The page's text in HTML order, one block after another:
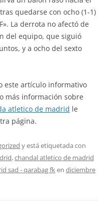
quedarse con ocho (1-1)
La derrota no afectó de
del equipo, que siguió
y a ocho del sexto
este artículo informativo
más información sobre
atletico de madrid le
página.
y está etiquetada con
,chandal atletico de madrid
sad - qarabag fken diciembre